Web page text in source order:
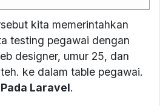
kita memerintahkan
testing pegawai dengan
designer, umur 25, dan
ke dalam table pegawai.
Laravel.